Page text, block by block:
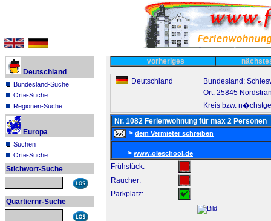
Deutschland
Bundesland-Suche
Orte-Suche
Regionen-Suche
Europa
Suchen
Orte-Suche
Stichwort-Suche
Quartiernr-Suche
vorheriges
Deutschland
Bundesland:
Ort: 25845
Kreis bzw.
Nr. 1082 Ferienwohnung für max 2 Personen
> dem Vermieter schreiben
> www.oleschool.de
Frühstück:
Raucher:
Parkplatz: